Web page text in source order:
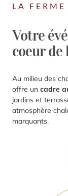
LA FERME
Votre
coeur de
Au milieu des
offre un cadre
jardins et
atmosphère
marquants.